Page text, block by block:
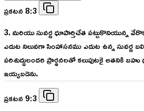
ప్రకటన 8:3
3. మరియు సువర్ణ ధూపార్తిచేత పట్టుకొనియున్న
ఎదుట నిలువగా సింహాసనము ఎదుట ఉన్న సువర్ణ
పరిశుద్ధులందరి ప్రార్థనలతో కలుపుటకై అతనికి బహు
ఇయ్యబడెను.
ప్రకటన 9:3